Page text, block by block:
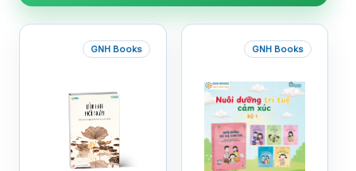
GNH Books GNH Books